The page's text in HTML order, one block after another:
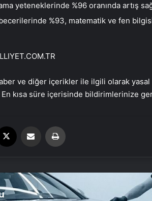
yeteneklerinde %96 oranında artış
%93, matematik ve fen
ve diğer içerikler ile ilgili olarak
kısa süre içerisinde bildirimlerinize geri
Email'den paylaş